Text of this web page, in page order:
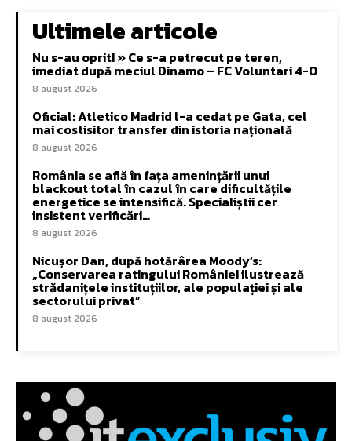
Ultimele articole
Nu s-au oprit! » Ce s-a petrecut pe teren,
imediat după meciul Dinamo – FC Voluntari 4-0
8 august 2026
Oficial: Atletico Madrid l-a cedat pe Gata, cel
mai costisitor transfer din istoria națională
8 august 2026
România se află în fața amenințării unui
blackout total în cazul în care dificultățile
energetice se intensifică. Specialiștii cer
insistent verificări…
8 august 2026
Nicușor Dan, după hotărârea Moody’s:
„Conservarea ratingului României ilustrează
strădanițele instituțiilor, ale populației și ale
sectorului privat”
8 august 2026